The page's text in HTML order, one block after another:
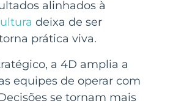
alinhados à
deixa de ser
prática viva.
a 4D amplia a
equipes de operar com
se tornam mais